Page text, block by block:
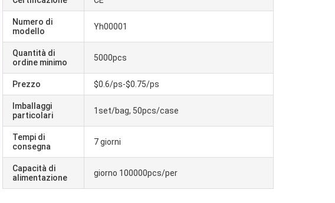
Numero di
modello
Yh00001
Quantità di
ordine minimo
5000pcs
Prezzo $0.6/ps-$0.75/ps
Imballaggi
particolari
1set/bag, 50pcs/case
Tempi di
consegna
7 giorni
Capacità di
alimentazione
giorno 100000pcs/per